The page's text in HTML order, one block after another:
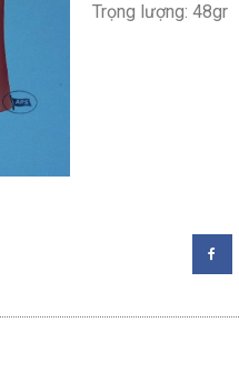
Trọng lượng: 48gr